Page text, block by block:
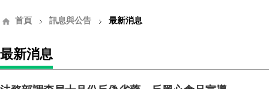
首頁 訊息與公告 最新消息
最新消息